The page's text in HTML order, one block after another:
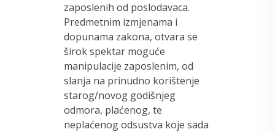
zaposlenih od poslodavaca.
Predmetnim izmjenama i
dopunama zakona, otvara se
širok spektar moguće
manipulacije zaposlenim, od
slanja na prinudno korištenje
starog/novog godišnjeg
odmora, plaćenog, te
neplaćenog odsustva koje sada